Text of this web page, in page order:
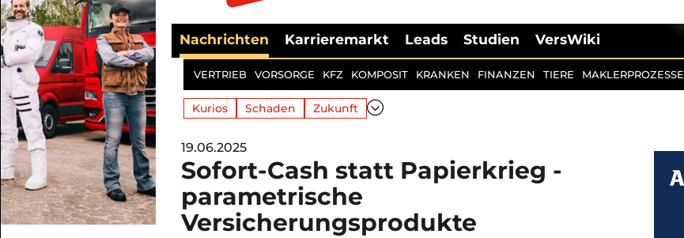
Nachrichten Karrieremarkt Leads Studien VersWiki
VERTRIEB VORSORGE KFZ KOMPOSIT KRANKEN FINANZEN TIERE MAKLERPROZESSE
Kurios Schaden Zukunft
19.06.2025
Sofort-Cash statt Papierkrieg -
parametrische
Versicherungsprodukte